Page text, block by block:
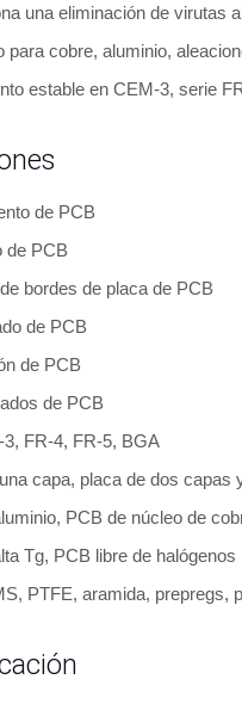
una eliminación de virutas
para cobre, aluminio,
estable en CEM-3, serie
de PCB
de PCB
bordes de placa de PCB
de PCB
de PCB
de PCB
3, FR-4, FR-5, BGA
capa, placa de dos capas
PCB de núcleo de
Tg, PCB libre de halógenos
PTFE, aramida, prepregs,